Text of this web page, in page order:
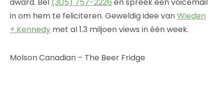
in om hem te feliciteren. Geweldig idee vanWieden
+ Kennedy met al 1.3 miljoen views in één week.
Molson Canadian – The Beer Fridge